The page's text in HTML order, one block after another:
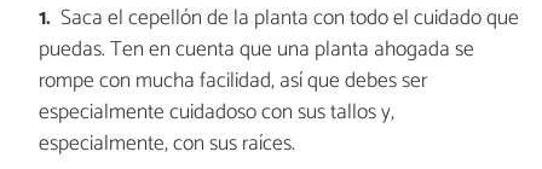
Saca el cepellón de la planta con todo el cuidado que
puedas. Ten en cuenta que una planta ahogada se
rompe con mucha facilidad, así que debes ser
especialmente cuidadoso con sus tallos y,
especialmente, con sus raíces.